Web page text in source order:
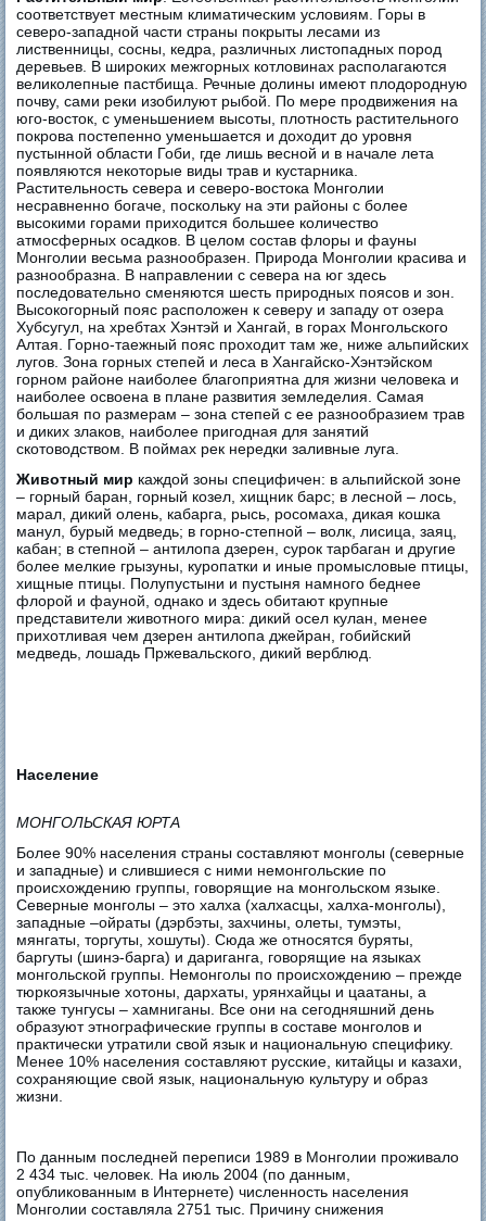
соответствует местным климатическим условиям. Горы в
северо-западной части страны покрыты лесами из
лиственницы, сосны, кедра, различных листопадных пород
деревьев. В широких межгорных котловинах располагаются
великолепные пастбища. Речные долины имеют плодородную
почву, сами реки изобилуют рыбой. По мере продвижения на
юго-восток, с уменьшением высоты, плотность растительного
покрова постепенно уменьшается и доходит до уровня
пустынной области Гоби, где лишь весной и в начале лета
появляются некоторые виды трав и кустарника.
Растительность севера и северо-востока Монголии
несравненно богаче, поскольку на эти районы с более
высокими горами приходится большее количество
атмосферных осадков. В целом состав флоры и фауны
Монголии весьма разнообразен. Природа Монголии красива и
разнообразна. В направлении с севера на юг здесь
последовательно сменяются шесть природных поясов и зон.
Высокогорный пояс расположен к северу и западу от озера
Хубсугул, на хребтах Хэнтэй и Хангай, в горах Монгольского
Алтая. Горно-таежный пояс проходит там же, ниже альпийских
лугов. Зона горных степей и леса в Хангайско-Хэнтэйском
горном районе наиболее благоприятна для жизни человека и
наиболее освоена в плане развития земледелия. Самая
большая по размерам – зона степей с ее разнообразием трав
и диких злаков, наиболее пригодная для занятий
скотоводством. В поймах рек нередки заливные луга.
Животный мир каждой зоны специфичен: в альпийской зоне
– горный баран, горный козел, хищник барс; в лесной – лось,
марал, дикий олень, кабарга, рысь, росомаха, дикая кошка
манул, бурый медведь; в горно-степной – волк, лисица, заяц,
кабан; в степной – антилопа дзерен, сурок тарбаган и другие
более мелкие грызуны, куропатки и иные промысловые птицы,
хищные птицы. Полупустыни и пустыня намного беднее
флорой и фауной, однако и здесь обитают крупные
представители животного мира: дикий осел кулан, менее
прихотливая чем дзерен антилопа джейран, гобийский
медведь, лошадь Пржевальского, дикий верблюд.
Население
МОНГОЛЬСКАЯ ЮРТА
Более 90% населения страны составляют монголы (северные
и западные) и слившиеся с ними немонгольские по
происхождению группы, говорящие на монгольском языке.
Северные монголы – это халха (халхасцы, халха-монголы),
западные –ойраты (дэрбэты, захчины, олеты, тумэты,
мянгаты, торгуты, хошуты). Сюда же относятся буряты,
баргуты (шинэ-барга) и дариганга, говорящие на языках
монгольской группы. Немонголы по происхождению – прежде
тюркоязычные хотоны, дархаты, урянхайцы и цаатаны, а
также тунгусы – хамниганы. Все они на сегодняшний день
образуют этнографические группы в составе монголов и
практически утратили свой язык и национальную специфику.
Менее 10% населения составляют русские, китайцы и казахи,
сохраняющие свой язык, национальную культуру и образ
жизни.
По данным последней переписи 1989 в Монголии проживало
2 434 тыс. человек. На июль 2004 (по данным,
опубликованным в Интернете) численность населения
Монголии составляла 2751 тыс. Причину снижения